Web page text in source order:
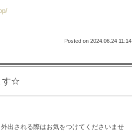
Posted on 2024.06.24 11:14
す☆
出される際はお気をつけてくださいませ